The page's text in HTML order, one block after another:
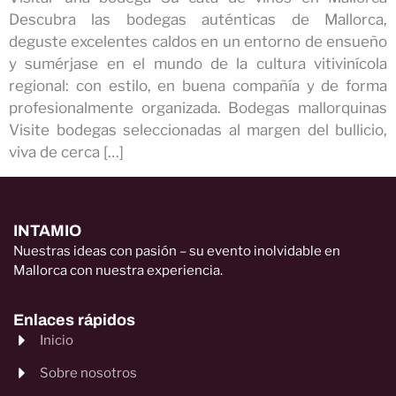
Descubra las bodegas auténticas de Mallorca,
deguste excelentes caldos en un entorno de ensueño
y sumérjase en el mundo de la cultura vitivinícola
regional: con estilo, en buena compañía y de forma
profesionalmente organizada. Bodegas mallorquinas
Visite bodegas seleccionadas al margen del bullicio,
viva de cerca […]
INTAMIO
Nuestras ideas con pasión – su evento inolvidable en
Mallorca con nuestra experiencia.
Enlaces rápidos
Inicio
Sobre nosotros